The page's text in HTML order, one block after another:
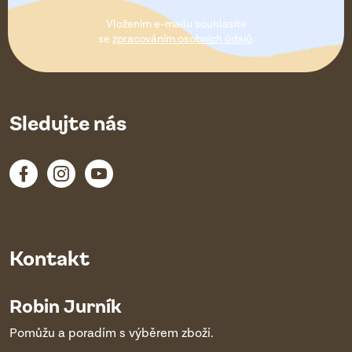
t
Vložením e-mailu souhlasíte
se zpracováním osobních údajů.
Kontakt
Robin Jurník
Pomůžu a poradím s výběrem zboží.
Sledujte nás